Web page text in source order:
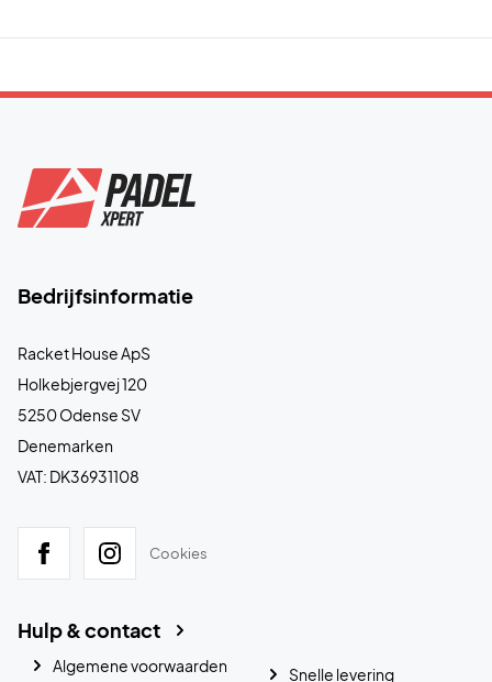
Bedrijfsinformatie
Racket House ApS
Holkebjergvej 120
5250 Odense SV
Denemarken
VAT: DK36931108
Cookies
Hulp & contact
Algemene voorwaarden
Snelle levering